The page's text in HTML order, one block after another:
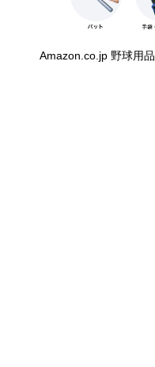
Amazon.co.jp 野球用品